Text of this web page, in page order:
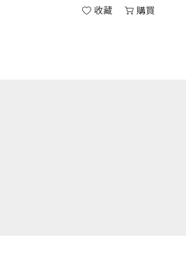
收藏 購買